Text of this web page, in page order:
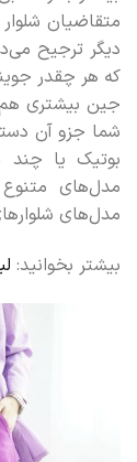
متقاضیان
دیگر ترجیح
که هر چقدر
جین بیشتری هم
شما جزو آن
بوتیک یا چند
مدل‌های
مدل‌های
بیشتر بخوانید: